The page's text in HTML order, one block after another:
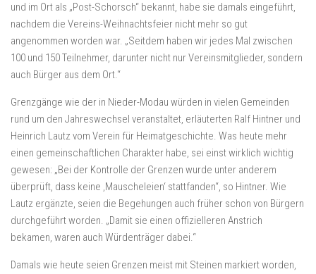
und im Ort als „Post-Schorsch“ bekannt, habe sie damals eingeführt,
nachdem die Vereins-Weihnachtsfeier nicht mehr so gut
angenommen worden war. „Seitdem haben wir jedes Mal zwischen
100 und 150 Teilnehmer, darunter nicht nur Vereinsmitglieder, sondern
auch Bürger aus dem Ort.“
Grenzgänge wie der in Nieder-Modau würden in vielen Gemeinden
rund um den Jahreswechsel veranstaltet, erläuterten Ralf Hintner und
Heinrich Lautz vom Verein für Heimatgeschichte. Was heute mehr
einen gemeinschaftlichen Charakter habe, sei einst wirklich wichtig
gewesen: „Bei der Kontrolle der Grenzen wurde unter anderem
überprüft, dass keine ‚Mauscheleien‘ stattfanden“, so Hintner. Wie
Lautz ergänzte, seien die Begehungen auch früher schon von Bürgern
durchgeführt worden. „Damit sie einen offizielleren Anstrich
bekamen, waren auch Würdenträger dabei.“
Damals wie heute seien Grenzen meist mit Steinen markiert worden,